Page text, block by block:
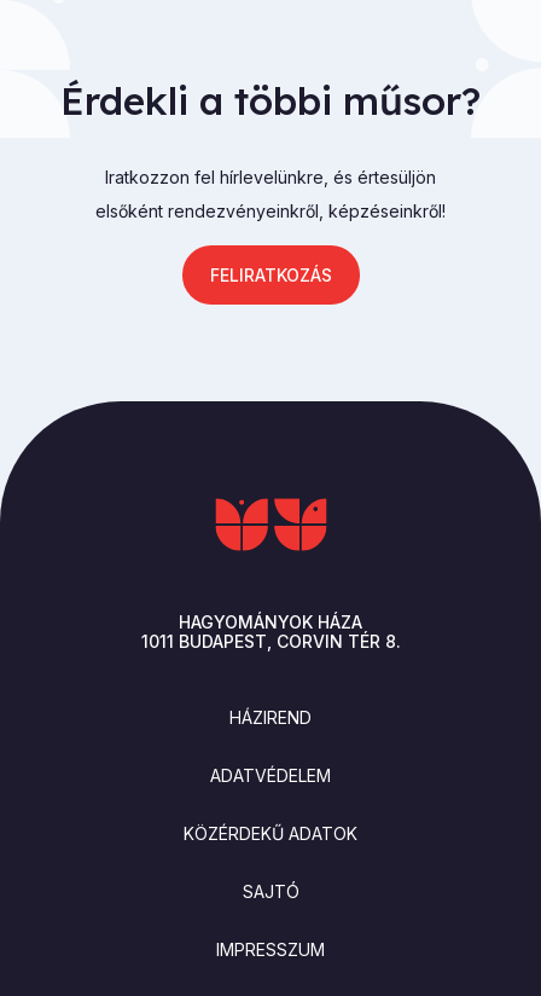
Érdekli a többi műsor?
Iratkozzon fel hírlevelünkre, és értesüljön
elsőként rendezvényeinkről, képzéseinkről!
FELIRATKOZÁS
HAGYOMÁNYOK HÁZA
1011 BUDAPEST CORVIN TÉR 8.
HÁZIREND
ADATVÉDELEM
KÖZÉRDEKŰ ADATOK
SAJTÓ
IMPRESSZUM